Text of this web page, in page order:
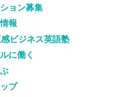
ョン募集
報
ビジネス英語塾
に働く
プ